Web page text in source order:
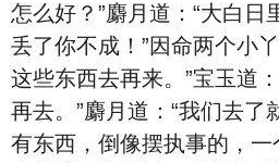
怎么好？”麝月道：“大白日
丢了你不成！”因命两个小
这些东西去再来。”宝玉道
再去。”麝月道：“我们去了
有东西，倒像摆执事的，